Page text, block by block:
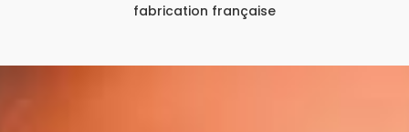
fabrication française